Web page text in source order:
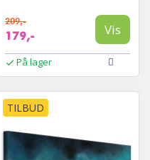
209,-
179,- Vis
På lager
TILBUD